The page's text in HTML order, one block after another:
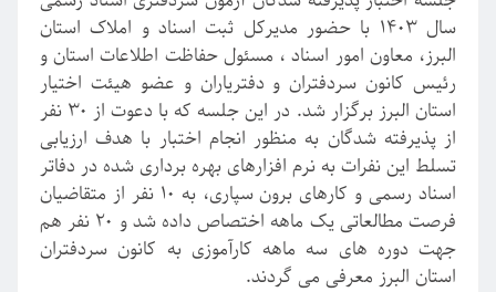
سال ۱۴۰۳ با حضور مدیرکل ثبت اسناد و املاک استان
البرز، معاون امور اسناد ، مسئول حفاظت اطلاعات استان و
رئیس کانون سردفتران و دفتریاران و عضو هیئت اختیار
استان البرز برگزار شد. در این جلسه که با دعوت از ۳۰ نفر
از پذیرفته شدگان به منظور انجام اختبار با هدف ارزیابی
تسلط این نفرات به نرم افزارهای بهره برداری شده در دفاتر
اسناد رسمی و کارهای برون سپاری، به ۱۰ نفر از متقاضیان
فرصت مطالعاتی یک ماهه اختصاص داده شد و ۲۰ نفر هم
جهت دوره های سه ماهه کارآموزی به کانون سردفتران
استان البرز معرفی می گردند.